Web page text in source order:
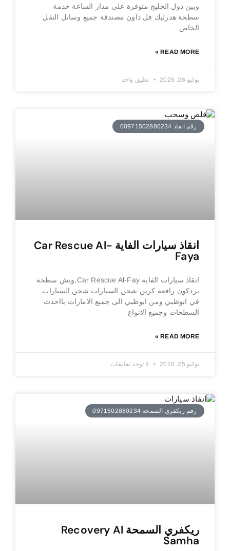
وبين دول الخليج متوفرة على مدار الساعة خدمة
سطحة هدرليك فل داون مصندقة جميع وساىل النقل
الخاص
READ MORE »
يوليو 26, 2026 تعليق واحد
رقم انقاذ 00971502880234
انقاذ سيارات الفاية Car Rescue Al-
Faya
انقاذ سيارات الفاية Car Rescue Al-Fay,ونش سطحة
بردكون رافعة كرين شحن السيارات شحن السيارات
في ابوظبي ومن ابوظبي الى جميع الامارات بااحدث
السطحات وجميع الانواع
READ MORE »
يوليو 25, 2026 لا توجد تعليقات
رقم ريكفري السمحة 0971502880234
ريكفري السمحة Recovery Al
Samha